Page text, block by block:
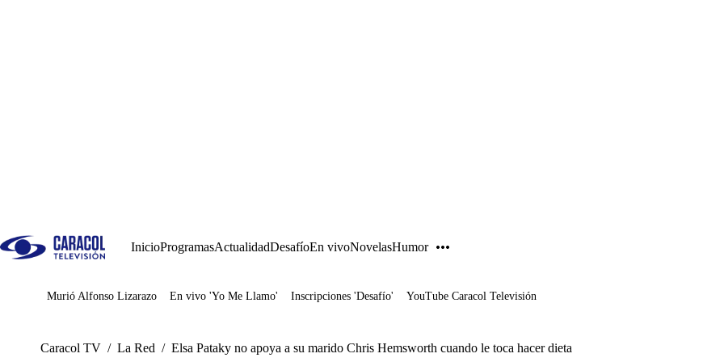
InicioProgramasActualidadDesafíoEn vivoNovelasHumor
Juegos
Murió Alfonso Lizarazo En vivo 'Yo Me Llamo' Inscripciones 'Desafío' YouTube Caracol Televisión
Caracol TV / La Red / Elsa Pataky no apoya a su marido Chris Hemsworth cuando le toca hacer dieta